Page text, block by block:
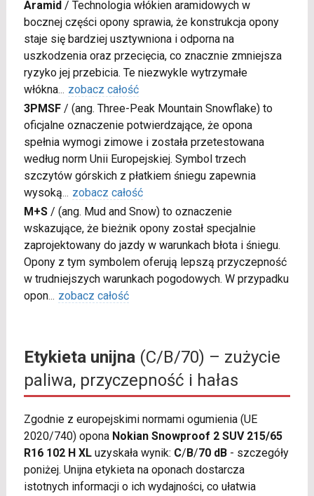
Aramid/ Technologia włókien aramidowych w
bocznej części opony sprawia, że konstrukcja opony
staje się bardziej usztywniona i odporna na
uszkodzenia oraz przecięcia, co znacznie zmniejsza
ryzyko jej przebicia. Te niezwykle wytrzymałe
włókna... zobacz całość
3PMSF/ (ang. Three-Peak Mountain Snowflake) to
oficjalne oznaczenie potwierdzające, że opona
spełnia wymogi zimowe i została przetestowana
według norm Unii Europejskiej. Symbol trzech
szczytów górskich z płatkiem śniegu zapewnia
wysoką... zobacz całość
M+S/ (ang. Mud and Snow) to oznaczenie
wskazujące, że bieżnik opony został specjalnie
zaprojektowany do jazdy w warunkach błota i śniegu.
Opony z tym symbolem oferują lepszą przyczepność
w trudniejszych warunkach pogodowych. W przypadku
opon... zobacz całość
Etykieta unijna(C/B/70) – zużycie
paliwa, przyczepność i hałas
Zgodnie z europejskimi normami ogumienia (UE
2020/740) opona Nokian Snowproof 2 SUV 215/65
R16 102 H XLuzyskała wynik: C/B/70 dB- szczegóły
poniżej. Unijna etykieta na oponach dostarcza
istotnych informacji o ich wydajności, co ułatwia